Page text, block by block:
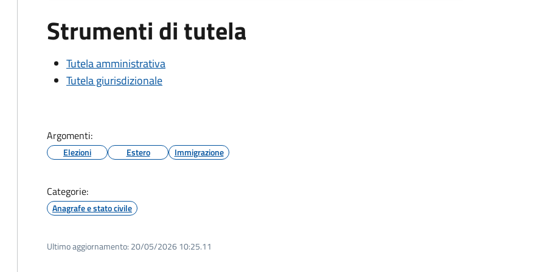
Strumenti di tutela
Tutela amministrativa
Tutela giurisdizionale
Argomenti:
Elezioni Estero Immigrazione
Categorie:
Anagrafe e stato civile
Ultimo aggiornamento: 20/05/2026 10:25.11